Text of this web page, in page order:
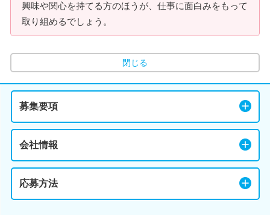
興味や関心を持てる方のほうが、仕事に面白みをもって
取り組めるでしょう。
閉じる
募集要項
会社情報
応募方法